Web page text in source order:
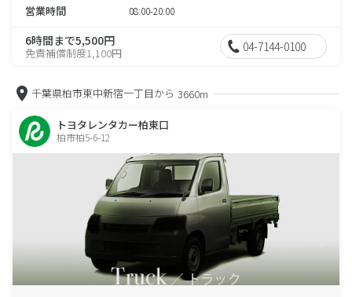
営業時間 08:00-20:00
6時間まで5,500円
免責補償制度1,100円 04-7144-0100
千葉県柏市東中新宿一丁目から 3660m
トヨタレンタカー柏東口
柏市柏5-6-12